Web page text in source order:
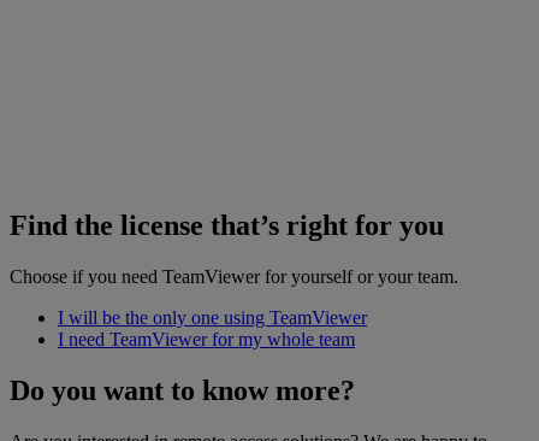
Find the license that’s right for you
Choose if you need TeamViewer for yourself or your team.
I will be the only one using TeamViewer
I need TeamViewer for my whole team
Do you want to know more?